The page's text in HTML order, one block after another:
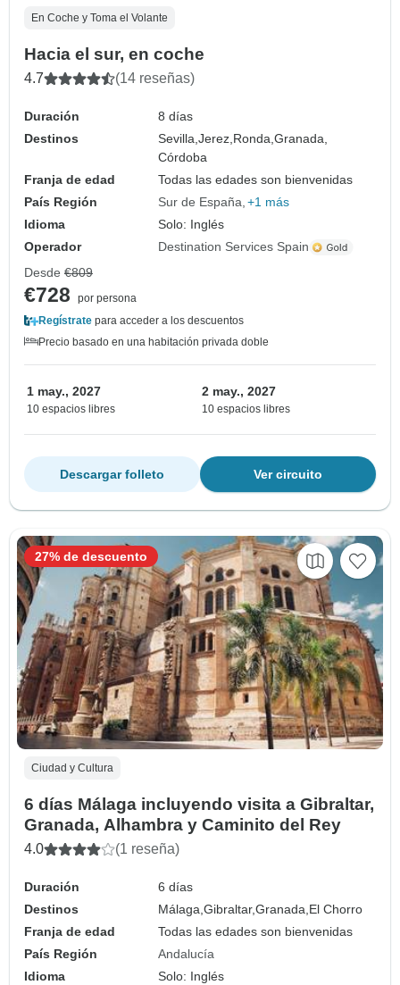
En Coche y Toma el Volante
Hacia el sur, en coche
4.7 (14 reseñas)
Duración
8 días
Destinos
Sevilla,Jerez, Ronda,Granada,
Córdoba
Franja de edad
Todas las edades son bienvenidas
País Región
Sur de España +1 más
Idioma
Solo: Inglés
Operador
Destination Services Spain
Desde €809
€728
por persona
Regístrate para acceder a los descuentos
Precio basado en una habitación privada doble
1 may., 2027
10 espacios libres
2 may., 2027
10 espacios libres
Ver circuito
Descargar folleto
Ciudad y Cultura
6 días Málaga incluyendo visita a Gibraltar,
Granada, Alhambra y Caminito del Rey
4.0 (1 reseña)
Duración
6 días
Destinos
Málaga,Gibraltar,Granada,El Chorro
Franja de edad
Todas las edades son bienvenidas
País Región
Andalucía
Idioma
Solo: Inglés
27% de descuento